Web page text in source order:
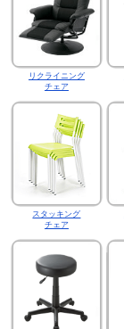
リクライニング
チェア
スタッキング
チェア